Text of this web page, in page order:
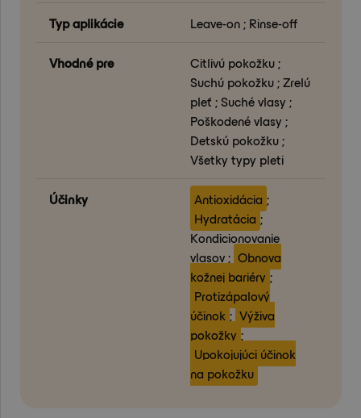
Typ aplikácie Leave-on ; Rinse-off
Vhodné pre
Citlivú pokožku ;
Suchú pokožku ; Zrelú
pleť ; Suché vlasy ;
Poškodené vlasy ;
Detskú pokožku ;
Všetky typy pleti
Účinky Antioxidácia ;
Hydratácia ;
Kondicionovanie
vlasov ; Obnova
kožnej bariéry ;
Protizápalový
účinok ; Výživa
pokožky ;
Upokojujúci účinok
na pokožku